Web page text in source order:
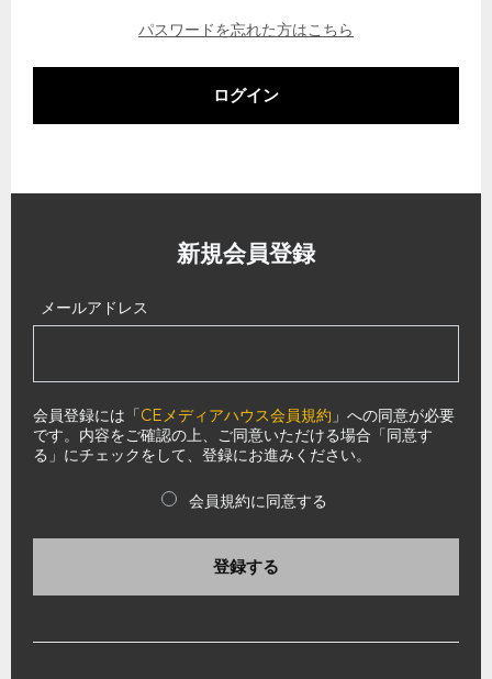
パスワードを忘れた方はこちら
ログイン
新規会員登録
メールアドレス
会員登録には「CEメディアハウス会員規約 」への同意が必要
です。内容をご確認の上、ご同意いただける場合「同意す
る」にチェックをして、登録にお進みください。
会員規約に同意する
登録する